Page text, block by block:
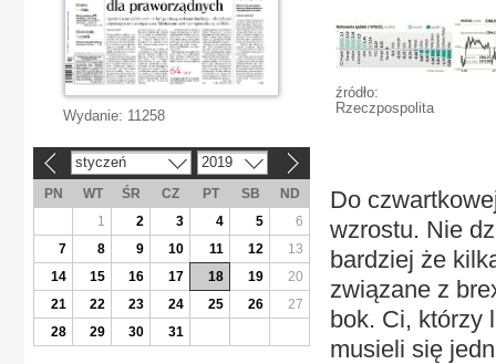
źródło:
Rzeczpospolita
Do
wzrostu. Nie
bardziej że
związane z
bok. Ci, którzy
musieli się
Wydanie: 11258
styczeń 2019
PN WT ŚR CZ PT SB
ND
1
2 3 4 5
6
7
8 9 10 11 12
13
14
15 16 17 18 19
20
21
22 23 24 25 26
27
28
29 30 31